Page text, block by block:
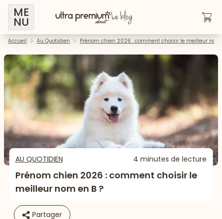
ME
NU
Accueil Au Quotidien Prénom chien 2026 : comment choisir le meilleur nom
AU QUOTIDIEN 4 minutes de lecture
Prénom chien 2026 : comment choisir le
meilleur nom en B ?
Partager